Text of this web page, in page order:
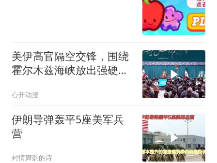
美伊高官隔空交锋，围绕
霍尔木兹海峡放出强硬表
心开动漫
伊朗导弹轰平5座美军兵
营
封情舞韵的诗